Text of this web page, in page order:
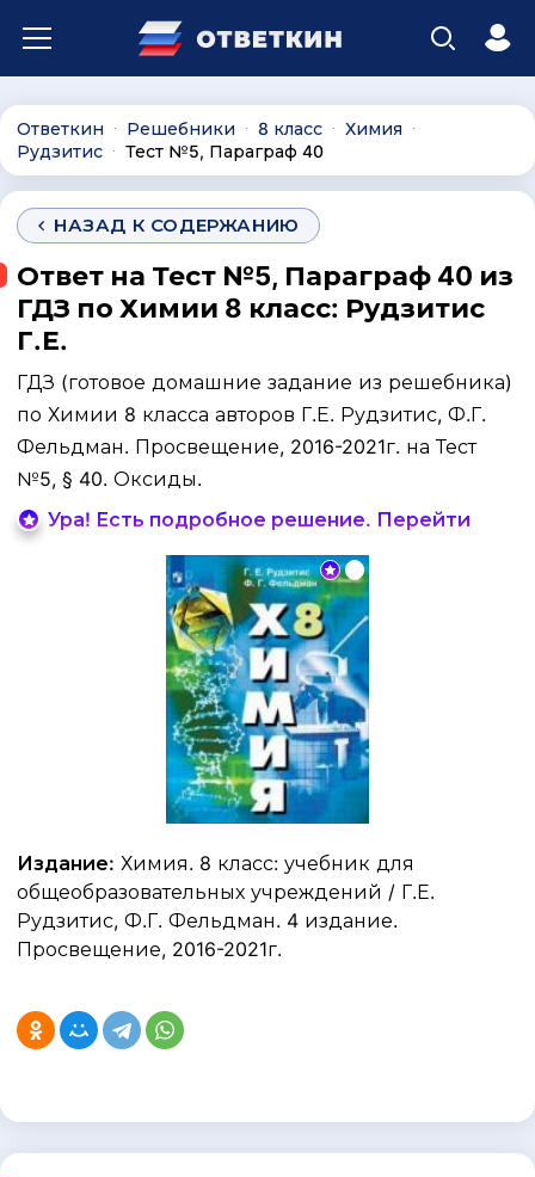
Ответкин ∙ Решебники ∙ 8 класс ∙ Химия ∙
Рудзитис ∙ Тест №5, Параграф 40
НАЗАД К СОДЕРЖАНИЮ
Ответ на Тест №5, Параграф 40 из
ГДЗ по Химии 8 класс: Рудзитис
Г.Е.
ГДЗ (готовое домашние задание из решебника)
по Химии 8 класса авторов Г.Е. Рудзитис, Ф.Г.
Фельдман. Просвещение, 2016-2021г. на Тест
№5, § 40. Оксиды.
Ура! Есть подробное решение. Перейти
Издание: Химия. 8 класс: учебник для
общеобразовательных учреждений / Г.Е.
Рудзитис, Ф.Г. Фельдман. 4 издание.
Просвещение, 2016-2021г.